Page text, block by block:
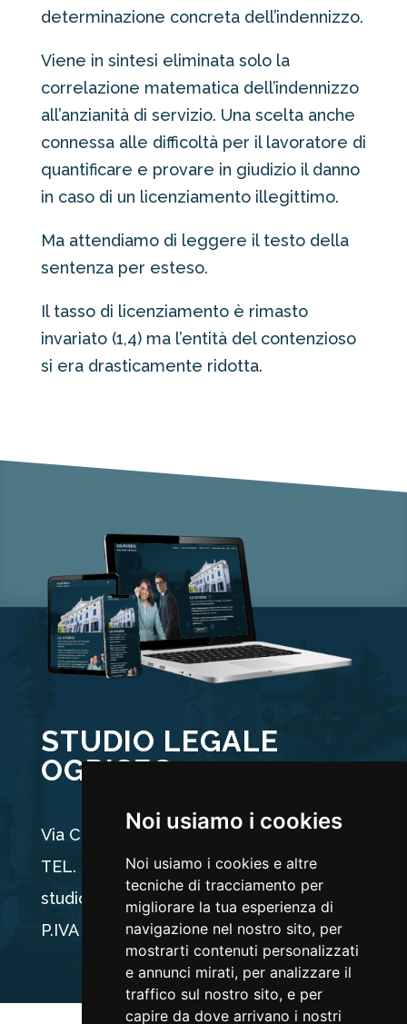
Noi usiamo i cookies
Noi usiamo i cookies e altre
tecniche di tracciamento per
migliorare la tua esperienza di
navigazione nel nostro sito, per
mostrarti contenuti personalizzati
e annunci mirati, per analizzare il
traffico sul nostro sito, e per
capire da dove arrivano i nostri
determinazione concreta dell’indennizzo.
Viene in sintesi eliminata solo la
correlazione matematica dell’indennizzo
all’anzianità di servizio. Una scelta anche
connessa alle difficoltà per il lavoratore di
quantificare e provare in giudizio il danno
in caso di un licenziamento illegittimo.
Ma attendiamo di leggere il testo della
sentenza per esteso.
Il tasso di licenziamento è rimasto
invariato (1,4) ma l’entità del contenzioso
si era drasticamente ridotta.
STUDIO LEGALE
OGRISEG
Via Carducci 44, 33100 Udine
TEL. +39 0432 512704
studio@ogriseg.legal
P.IVA 02590960304